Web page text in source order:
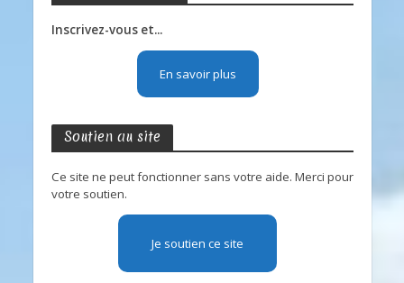
Inscrivez-vous et...
En savoir plus
Soutien au site
Ce site ne peut fonctionner sans votre aide. Merci pour
votre soutien.
Je soutien ce site